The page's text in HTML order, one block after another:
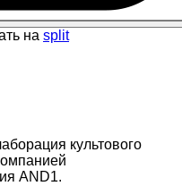
на split
культового
AND1.